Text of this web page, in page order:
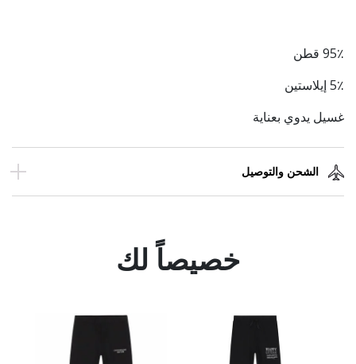
95٪ قطن
5٪ إيلاستين
غسيل يدوي بعناية
الشحن والتوصيل
خصيصاً لك